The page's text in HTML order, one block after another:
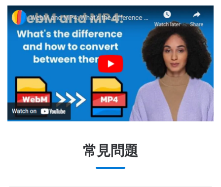
常見問題